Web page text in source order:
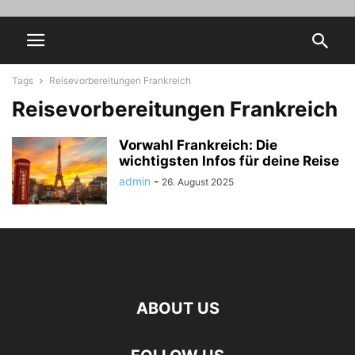
Tags Reisevorbereitungen Frankreich
Reisevorbereitungen Frankreich
Vorwahl Frankreich: Die
wichtigsten Infos für deine Reise
admin - 26. August 2025
ABOUT US